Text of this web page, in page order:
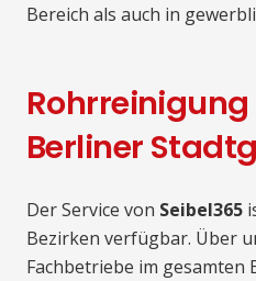
Bereich als auch in
Berliner
Der Service von Seibel365
Bezirken verfügbar. Über
Fachbetriebe im gesamten